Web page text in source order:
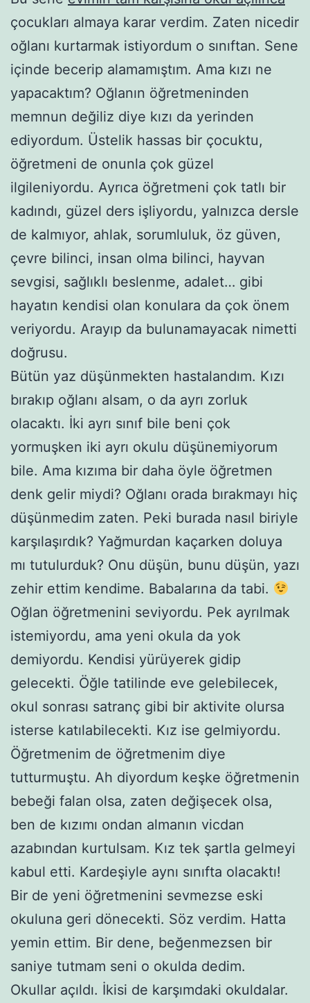
çocukları almaya karar verdim. Zaten nicedir
oğlanı kurtarmak istiyordum o sınıftan. Sene
içinde becerip alamamıştım. Ama kızı ne
yapacaktım? Oğlanın öğretmeninden
memnun değiliz diye kızı da yerinden
ediyordum. Üstelik hassas bir çocuktu,
öğretmeni de onunla çok güzel
ilgileniyordu. Ayrıca öğretmeni çok tatlı bir
kadındı, güzel ders işliyordu, yalnızca dersle
de kalmıyor, ahlak, sorumluluk, öz güven,
çevre bilinci, insan olma bilinci, hayvan
sevgisi, sağlıklı beslenme, adalet… gibi
hayatın kendisi olan konulara da çok önem
veriyordu. Arayıp da bulunamayacak nimetti
doğrusu.
Bütün yaz düşünmekten hastalandım. Kızı
bırakıp oğlanı alsam, o da ayrı zorluk
olacaktı. İki ayrı sınıf bile beni çok
yormuşken iki ayrı okulu düşünemiyorum
bile. Ama kızıma bir daha öyle öğretmen
denk gelir miydi? Oğlanı orada bırakmayı hiç
düşünmedim zaten. Peki burada nasıl biriyle
karşılaşırdık? Yağmurdan kaçarken doluya
mı tutulurduk? Onu düşün, bunu düşün, yazı
zehir ettim kendime. Babalarına da tabi.
Oğlan öğretmenini seviyordu. Pek ayrılmak
istemiyordu, ama yeni okula da yok
demiyordu. Kendisi yürüyerek gidip
gelecekti. Öğle tatilinde eve gelebilecek,
okul sonrası satranç gibi bir aktivite olursa
isterse katılabilecekti. Kız ise gelmiyordu.
Öğretmenim de öğretmenim diye
tutturmuştu. Ah diyordum keşke öğretmenin
bebeği falan olsa, zaten değişecek olsa,
ben de kızımı ondan almanın vicdan
azabından kurtulsam. Kız tek şartla gelmeyi
kabul etti. Kardeşiyle aynı sınıfta olacaktı!
Bir de yeni öğretmenini sevmezse eski
okuluna geri dönecekti. Söz verdim. Hatta
yemin ettim. Bir dene, beğenmezsen bir
saniye tutmam seni o okulda dedim.
Okullar açıldı. İkisi de karşımdaki okuldalar.